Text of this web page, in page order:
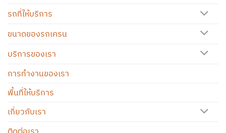
รถที่ให้บริการ
ขนาดของรถเครน
บริการของเรา
การทำงานของเรา
พื้นที่ให้บริการ
เกี่ยวกับเรา